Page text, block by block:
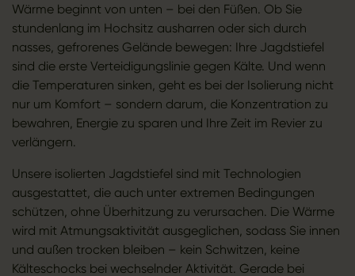
Wärme beginnt von unten – bei den Füßen. Ob Sie
stundenlang im Hochsitz ausharren oder sich durch
nasses, gefrorenes Gelände bewegen: Ihre Jagdstiefel
sind die erste Verteidigungslinie gegen Kälte. Und wenn
die Temperaturen sinken, geht es bei der Isolierung nicht
nur um Komfort – sondern darum, die Konzentration zu
bewahren, Energie zu sparen und Ihre Zeit im Revier zu
verlängern.
Unsere isolierten Jagdstiefel sind mit Technologien
ausgestattet, die auch unter extremen Bedingungen
schützen, ohne Überhitzung zu verursachen. Die Wärme
wird mit Atmungsaktivität ausgeglichen, sodass Sie innen
und außen trocken bleiben – kein Schwitzen, keine
Kälteschocks bei wechselnder Aktivität. Gerade bei